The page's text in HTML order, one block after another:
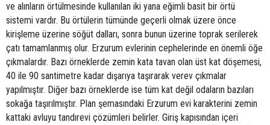
ve alınların örtülmesinde kullanılan iki yana eğimli basit bir örtü
sistemi vardır. Bu örtülerin tümünde geçerli olmak üzere önce
kirişleme üzerine söğüt dalları, sonra bunun üzerine toprak serilerek
çatı tamamlanmış olur. Erzurum evlerinin cephelerinde en önemli öğe
çıkmalardır. Bazı örneklerde zemin kata tavan olan üst kat döşemesi,
40 ile 90 santimetre kadar dışarıya taşırarak verev çıkmalar
yapılmıştır. Diğer bazı örneklerde ise tüm kat değil odaların bazıları
sokağa taşırılmıştır. Plan şemasındaki Erzurum evi karakterini zemin
kattaki avluyu tandırevi çözümleri belirler. Giriş kapısından içeri